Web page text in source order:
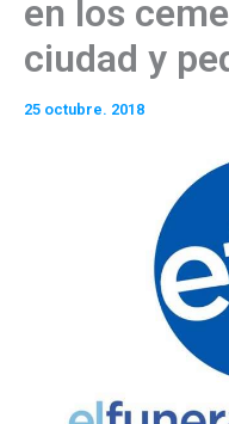
en los
ciudad y
25 octubre. 2018